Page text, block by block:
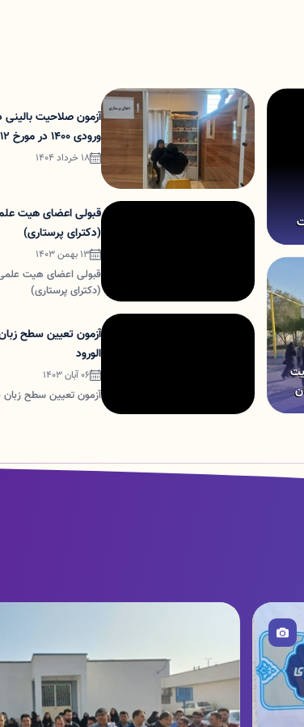
آزمون صلاحیت
ورودی 1400 در مورخ 1404/3/12 برگزار شد.
18 خرداد 1404
(دکترای پرستاری)
13 بهمن 1403
(دکترای پرستاری)
آزمون تعیین سطح
الورود
06 آبان 1403
آزمون تعیین سطح زبان